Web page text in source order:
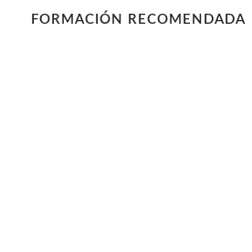
FORMACIÓN RECOMENDADA